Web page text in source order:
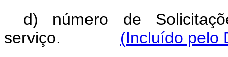
d) número de
serviço. (Incluído pelo